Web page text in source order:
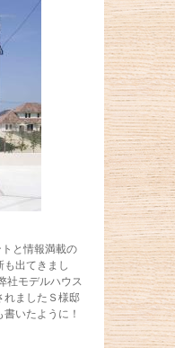
と情報満載の
も出てきまし
社モデルハウス
れましたＳ様邸
いたように！